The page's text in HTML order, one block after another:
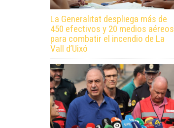
La Generalitat despliega más de
450 efectivos y 20 medios aéreos
para combatir el incendio de La
Vall d’Uixó